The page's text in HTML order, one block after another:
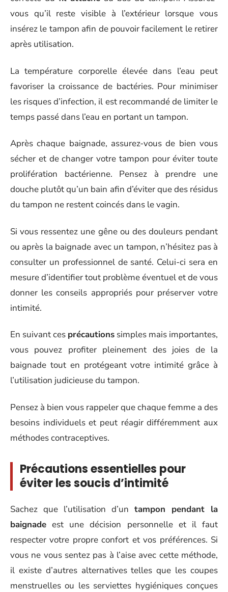
vous qu’il reste visible à l’extérieur lorsque vous
insérez le tampon afin de pouvoir facilement le retirer
après utilisation.
La température corporelle élevée dans l’eau peut
favoriser la croissance de bactéries. Pour minimiser
les risques d’infection, il est recommandé de limiter le
temps passé dans l’eau en portant un tampon.
Après chaque baignade, assurez-vous de bien vous
sécher et de changer votre tampon pour éviter toute
prolifération bactérienne. Pensez à prendre une
douche plutôt qu’un bain afin d’éviter que des résidus
du tampon ne restent coincés dans le vagin.
Si vous ressentez une gêne ou des douleurs pendant
ou après la baignade avec un tampon, n’hésitez pas à
consulter un professionnel de santé. Celui-ci sera en
mesure d’identifier tout problème éventuel et de vous
donner les conseils appropriés pour préserver votre
intimité.
En suivant ces précautions simples mais importantes,
vous pouvez profiter pleinement des joies de la
baignade tout en protégeant votre intimité grâce à
l’utilisation judicieuse du tampon.
Pensez à bien vous rappeler que chaque femme a des
besoins individuels et peut réagir différemment aux
méthodes contraceptives.
Précautions essentielles pour
éviter les soucis d’intimité
Sachez que l’utilisation d’un tampon pendant la
baignade est une décision personnelle et il faut
respecter votre propre confort et vos préférences. Si
vous ne vous sentez pas à l’aise avec cette méthode,
il existe d’autres alternatives telles que les coupes
menstruelles ou les serviettes hygiéniques conçues